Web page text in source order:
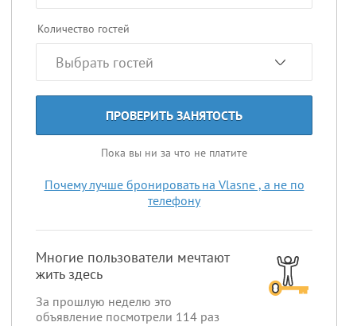
Количество гостей
ПРОВЕРИТЬ ЗАНЯТОСТЬ
Пока вы ни за что не платите
Почему лучше бронировать на Vlasne , а не по
телефону
Многие пользователи мечтают
жить здесь
За прошлую неделю это
объявление посмотрели 114 раз